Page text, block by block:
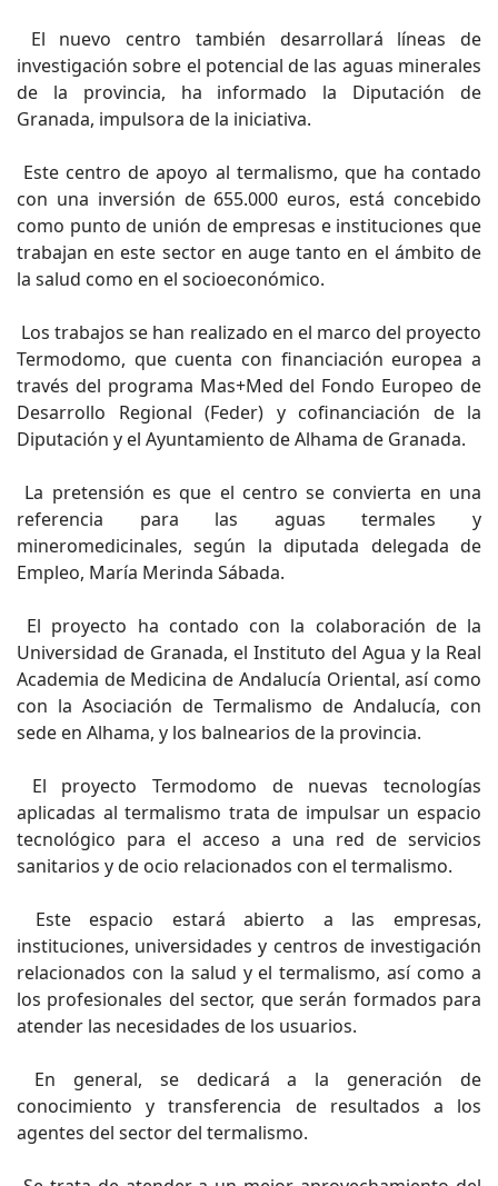
El nuevo centro también desarrollará líneas de
investigación sobre el potencial de las aguas minerales
de la provincia, ha informado la Diputación de
Granada, impulsora de la iniciativa.
Este centro de apoyo al termalismo, que ha contado
con una inversión de 655.000 euros, está concebido
como punto de unión de empresas e instituciones que
trabajan en este sector en auge tanto en el ámbito de
la salud como en el socioeconómico.
Los trabajos se han realizado en el marco del proyecto
Termodomo, que cuenta con financiación europea a
través del programa Mas+Med del Fondo Europeo de
Desarrollo Regional (Feder) y cofinanciación de la
Diputación y el Ayuntamiento de Alhama de Granada.
La pretensión es que el centro se convierta en una
referencia para las aguas termales y
mineromedicinales, según la diputada delegada de
Empleo, María Merinda Sábada.
El proyecto ha contado con la colaboración de la
Universidad de Granada, el Instituto del Agua y la Real
Academia de Medicina de Andalucía Oriental, así como
con la Asociación de Termalismo de Andalucía, con
sede en Alhama, y los balnearios de la provincia.
El proyecto Termodomo de nuevas tecnologías
aplicadas al termalismo trata de impulsar un espacio
tecnológico para el acceso a una red de servicios
sanitarios y de ocio relacionados con el termalismo.
Este espacio estará abierto a las empresas,
instituciones, universidades y centros de investigación
relacionados con la salud y el termalismo, así como a
los profesionales del sector, que serán formados para
atender las necesidades de los usuarios.
En general, se dedicará a la generación de
conocimiento y transferencia de resultados a los
agentes del sector del termalismo.